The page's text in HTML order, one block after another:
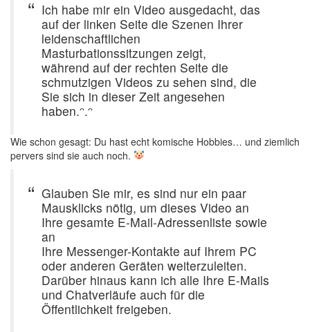
Ich habe mir ein Video ausgedacht, das
auf der linken Seite die Szenen Ihrer
leidenschaftlichen
Masturbationssitzungen zeigt,
während auf der rechten Seite die
schmutzigen Videos zu sehen sind, die
Sie sich in dieser Zeit angesehen
haben.ᵔ.ᵔ
Wie schon gesagt: Du hast echt komische Hobbies… und ziemlich
pervers sind sie auch noch.
Glauben Sie mir, es sind nur ein paar
Mausklicks nötig, um dieses Video an
Ihre gesamte E-Mail-Adressenliste sowie
an
Ihre Messenger-Kontakte auf Ihrem PC
oder anderen Geräten weiterzuleiten.
Darüber hinaus kann ich alle Ihre E-Mails
und Chatverläufe auch für die
Öffentlichkeit freigeben.